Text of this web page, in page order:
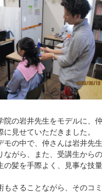
院の岩井先生をモデルに、
に見せていただきました。
モの中で、仲さんは岩井先
ながら、また、受講生から
の髪を手際よく、見事な技
もさることながら、そのコ